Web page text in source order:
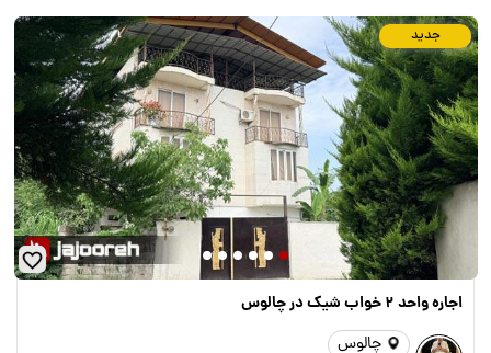
جدید
اجاره واحد ۲ خواب شیک در چالوس
چالوس